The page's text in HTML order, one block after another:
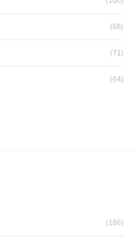
(68)
(71)
(64)
(166)